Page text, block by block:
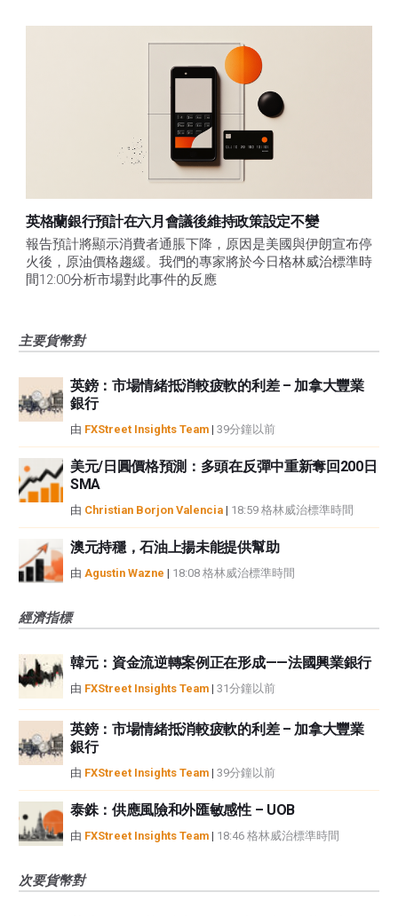
英格蘭銀行預計在六月會議後維持政策設定不變
報告預計將顯示消費者通脹下降，原因是美國與伊朗宣布停
火後，原油價格趨緩。我們的專家將於今日格林威治標準時
間12:00分析市場對此事件的反應
主要貨幣對
英鎊：市場情緒抵消較疲軟的利差 – 加拿大豐業
銀行
由 FXStreet Insights Team | 39分鐘以前
美元/日圓價格預測：多頭在反彈中重新奪回200日
SMA
由 Christian Borjon Valencia | 18:59 格林威治標準時間
澳元持穩，石油上揚未能提供幫助
由 Agustin Wazne | 18:08 格林威治標準時間
經濟指標
韓元：資金流逆轉案例正在形成——法國興業銀行
由 FXStreet Insights Team | 31分鐘以前
英鎊：市場情緒抵消較疲軟的利差 – 加拿大豐業
銀行
由 FXStreet Insights Team | 39分鐘以前
泰銖：供應風險和外匯敏感性 – UOB
由 FXStreet Insights Team | 18:46 格林威治標準時間
次要貨幣對